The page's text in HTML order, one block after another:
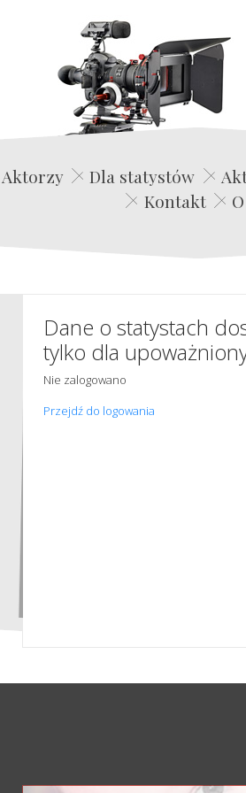
Aktorzy Dla statystów
Kontakt
Dane o statystach
tylko dla
Nie zalogowano
Przejdź do logowania